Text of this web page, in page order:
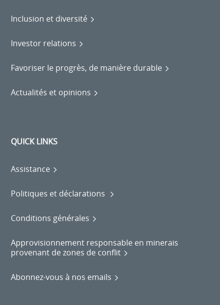
Inclusion et diversité
Investor relations
Favoriser le progrès, de manière durable
Actualités et opinions
QUICK LINKS
Assistance
Politiques et déclarations
Conditions générales
Approvisionnement responsable en minerais
provenant de zones de conflit
Abonnez-vous à nos emails